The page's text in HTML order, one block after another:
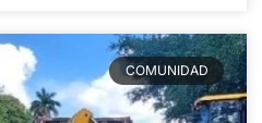
COMUNIDAD